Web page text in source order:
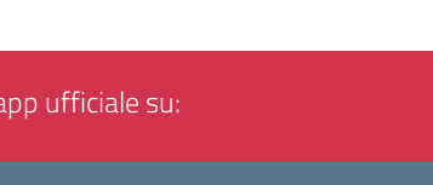
ufficiale su: